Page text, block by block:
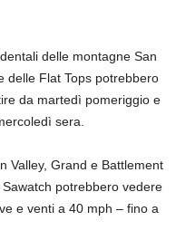
delle montagne San
delle Flat Tops potrebbero
da martedì pomeriggio e
sera.
Valley, Grand e Battlement
potrebbero vedere
e venti a 40 mph – fino a